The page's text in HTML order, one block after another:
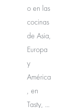
o en las
cocinas
de Asia,
Europa
y
América
, en
Tasty, ...